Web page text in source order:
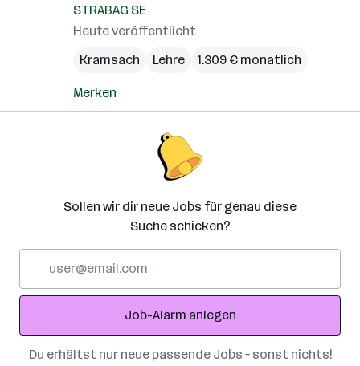
STRABAG SE
Heute veröffentlicht
Kramsach
Lehre 1.309 € monatlich
Merken
Sollen wir dir neue Jobs für genau diese
Suche schicken?
Adresse
Job-Alarm anlegen
Du erhältst nur neue passende Jobs – sonst nichts!